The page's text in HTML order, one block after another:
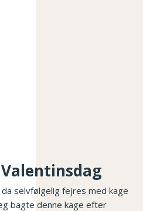
da selvfølgelig fejres med kage
bagte denne kage efter